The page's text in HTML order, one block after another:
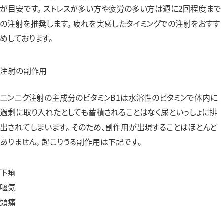
が目安です。 ストレスが多い方や疲労の多い方は週に2回程度まで
の注射を推奨します。 疲れを実感したタイミングでの注射をおすす
めしております。
注射の副作用
ニンニク注射の主成分のビタミンB1は水溶性のビタミンで体内に
過剰に取り入れたとしても蓄積されることはなく尿といっしょに排
出されてしまいます。 そのため、副作用が出現することはほとんど
ありません。 起こりうる副作用は下記です。
下痢
嘔気
頭痛